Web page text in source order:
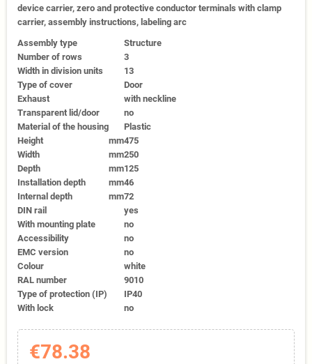
device carrier, zero and protective conductor terminals with clamp
carrier, assembly instructions, labeling arc
Assembly type
Structure
Number of rows
3
Width in division units
13
Type of cover
Door
Exhaust
with neckline
Transparent lid/door
no
Material of the housing
Plastic
Height
mm475
Width
mm250
Depth
mm125
Installation depth
mm46
Internal depth
mm72
DIN rail
yes
With mounting plate
no
Accessibility
no
EMC version
no
Colour
white
RAL number
9010
Type of protection (IP)
IP40
With lock
no
€78.38